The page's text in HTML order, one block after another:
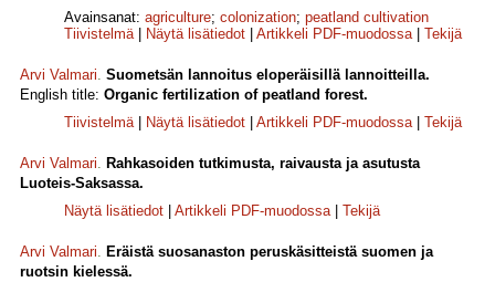
Avainsanat: agriculture; colonization; peatland cultivation
Tiivistelmä| Näytä lisätiedot Artikkeli PDF-muodossa| Tekijä
Arvi Valmari. Suometsän lannoitus eloperäisillä lannoitteilla.
English title: Organic fertilization of peatland forest.
Tiivistelmä| Näytä lisätiedot Artikkeli PDF-muodossa| Tekijä
Arvi Valmari. Rahkasoiden tutkimusta, raivausta ja asutusta
Luoteis-Saksassa.
Näytä lisätiedot
Artikkeli PDF-muodossa| Tekijä
Arvi Valmari. Eräistä suosanaston peruskäsitteistä suomen ja
ruotsin kielessä.